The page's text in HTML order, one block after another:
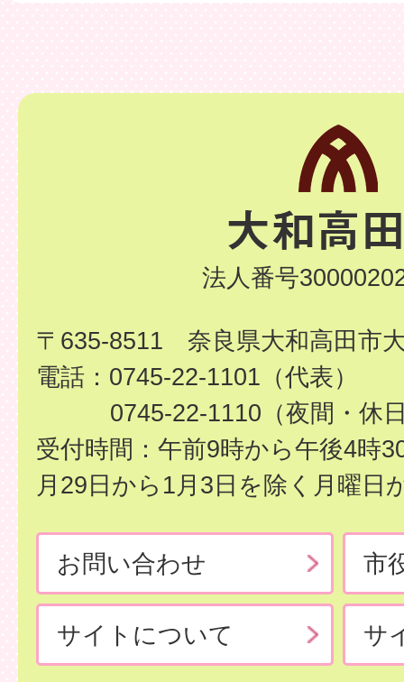
法人番号
〒635-8511 奈良県大和高田市
電話：0745-22-1101（代表）
0745-22-1110（夜間・休
受付時間：午前9時から午後4時
月29日から1月3日を除く月曜日
お問い合わせ 市
サイトについて サ